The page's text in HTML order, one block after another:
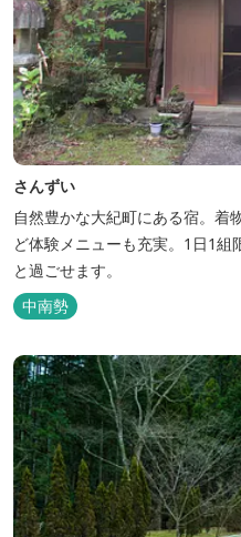
さんずい
自然豊かな大紀町にある宿。着
ど体験メニューも充実。1日1組
と過ごせます。
中南勢